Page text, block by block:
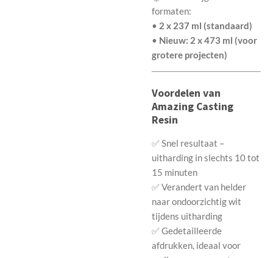
formaten:
• 2 x 237 ml (standaard)
• Nieuw: 2 x 473 ml (voor
grotere projecten)
Voordelen van
Amazing Casting
Resin
✅ Snel resultaat –
uitharding in slechts 10 tot
15 minuten
✅ Verandert van helder
naar ondoorzichtig wit
tijdens uitharding
✅ Gedetailleerde
afdrukken, ideaal voor